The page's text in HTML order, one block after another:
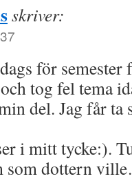
skriver:
för
tog fel tema
del. Jag får ta
i mitt tycke:).
som dottern